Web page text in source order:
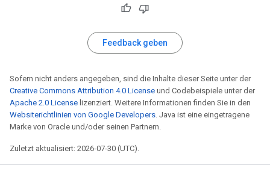
Feedback geben
Sofern nicht anders angegeben, sind die Inhalte dieser Seite unter der
Creative Commons Attribution 4.0 License und Codebeispiele unter der
Apache 2.0 License lizenziert. Weitere Informationen finden Sie in den
Websiterichtlinien von Google Developers. Java ist eine eingetragene
Marke von Oracle und/oder seinen Partnern.
Zuletzt aktualisiert: 2026-07-30 (UTC).